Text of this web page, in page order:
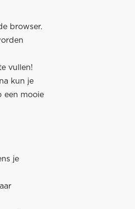
browser.
vullen!
kun je
een mooie
je